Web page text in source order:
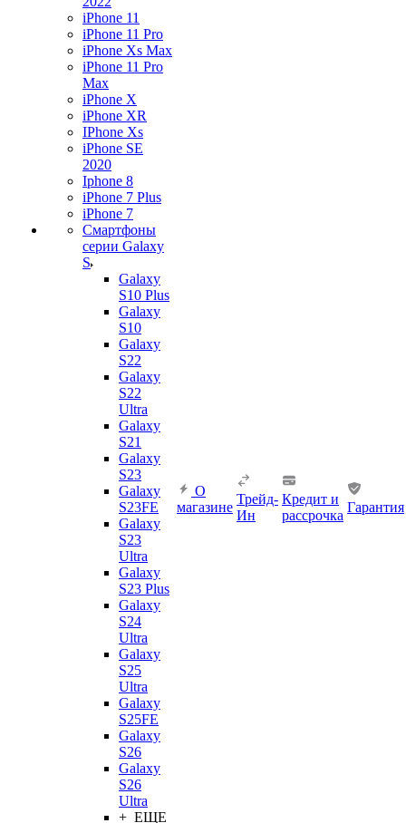
iPhone 11
iPhone 11 Pro
iPhone Xs Max
iPhone 11 Pro
Max
iPhone X
iPhone XR
IPhone Xs
iPhone SE
2020
Iphone 8
iPhone 7 Plus
iPhone 7
Смартфоны
серии Galaxy
S
Galaxy
S10 Plus
Galaxy
S10
Galaxy
S22
Galaxy
S22
Ultra
Galaxy
S21
Galaxy
S23
Galaxy
S23FE
Galaxy
S23
Ultra
Galaxy
S23 Plus
Galaxy
S24
Ultra
Galaxy
S25
Ultra
Galaxy
S25FE
Galaxy
S26
Galaxy
S26
Ultra
+ ЕЩЕ
О
магазине
Трейд-
Ин
Кредит и
рассрочка
Гарантия